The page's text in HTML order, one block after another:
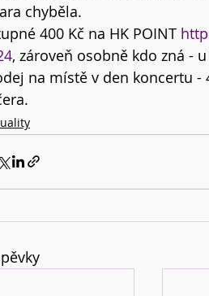
chyběla.
400 Kč na HK POINT
, zároveň osobně kdo zná - u
na místě v den koncertu -